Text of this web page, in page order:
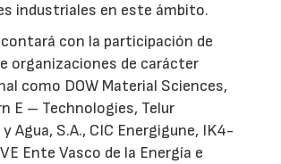
industriales en este ámbito.
contará con la participación de
organizaciones de carácter
como DOW Material Sciences,
E – Technologies, Telur
Agua, S.A., CIC Energigune, IK4-
Ente Vasco de la Energía e